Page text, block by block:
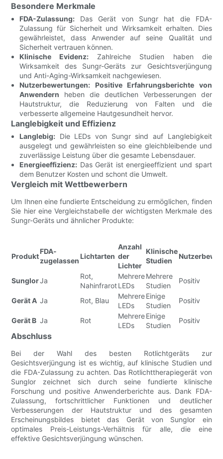
Besondere Merkmale
FDA-Zulassung: Das Gerät von Sungr hat die FDA-
Zulassung für Sicherheit und Wirksamkeit erhalten. Dies
gewährleistet, dass Anwender auf seine Qualität und
Sicherheit vertrauen können.
Klinische Evidenz: Zahlreiche Studien haben die
Wirksamkeit des Sungr-Geräts zur Gesichtsverjüngung
und Anti-Aging-Wirksamkeit nachgewiesen.
Nutzerbewertungen:
Positive Erfahrungsberichte von
Anwendern heben die deutlichen Verbesserungen der
Hautstruktur, die Reduzierung von Falten und die
verbesserte allgemeine Hautgesundheit hervor.
Langlebigkeit und Effizienz
Langlebig: Die LEDs von Sungr sind auf Langlebigkeit
ausgelegt und gewährleisten so eine gleichbleibende und
zuverlässige Leistung über die gesamte Lebensdauer.
Energieeffizienz: Das Gerät ist energieeffizient und spart
dem Benutzer Kosten und schont die Umwelt.
Vergleich mit Wettbewerbern
Um Ihnen eine fundierte Entscheidung zu ermöglichen, finden
Sie hier eine Vergleichstabelle der wichtigsten Merkmale des
Sungr-Geräts und ähnlicher Produkte:
Produkt
FDA-
zugelassen
Lichtarten
Anzahl
der
Lichter
Klinische
Studien
SunglorJa
Rot,
Nahinfrarot
Mehrere
LEDs
Mehrere
Studien
Positiv
Gerät A Ja Rot, Blau
Mehrere
LEDs
Einige
Studien
Positiv
Gerät B Ja Rot
Mehrere
LEDs
Einige
Studien
Positiv
Abschluss
Bei der Wahl des besten Rotlichtgeräts zur
Gesichtsverjüngung ist es wichtig, auf klinische Studien und
die FDA-Zulassung zu achten. Das Rotlichttherapiegerät von
Sunglor zeichnet sich durch seine fundierte klinische
Forschung und positive Anwenderberichte aus. Dank FDA-
Zulassung, fortschrittlicher Funktionen und deutlicher
Verbesserungen der Hautstruktur und des gesamten
Erscheinungsbildes bietet das Gerät von Sunglor ein
optimales Preis-Leistungs-Verhältnis für alle, die eine
effektive Gesichtsverjüngung wünschen.